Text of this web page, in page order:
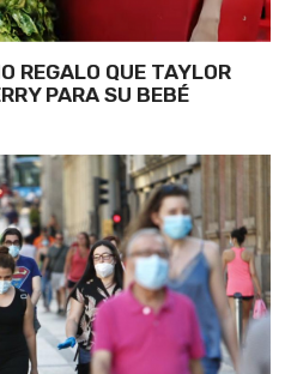
REGALO QUE TAYLOR
PARA SU BEBÉ